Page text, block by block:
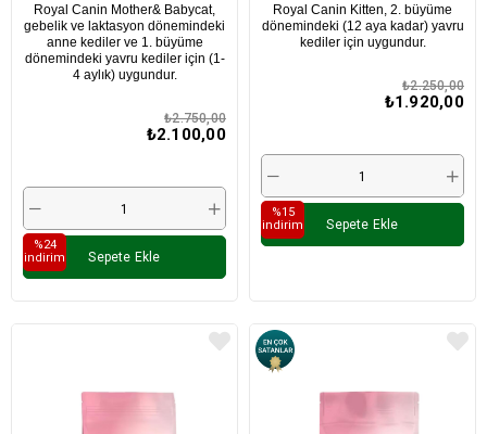
Royal Canin Mother& Babycat,
gebelik ve laktasyon dönemindeki
anne kediler ve 1. büyüme
dönemindeki yavru kediler için (1-
4 aylık) uygundur.
₺2.100,00
₺2.750,00
Sepete Ekle
%24
i̇ndirim
Royal Canin Kitten, 2. büyüme
dönemindeki (12 aya kadar) yavru
kediler için uygundur.
₺1.920,00
₺2.250,00
Sepete Ekle
%15
i̇ndirim